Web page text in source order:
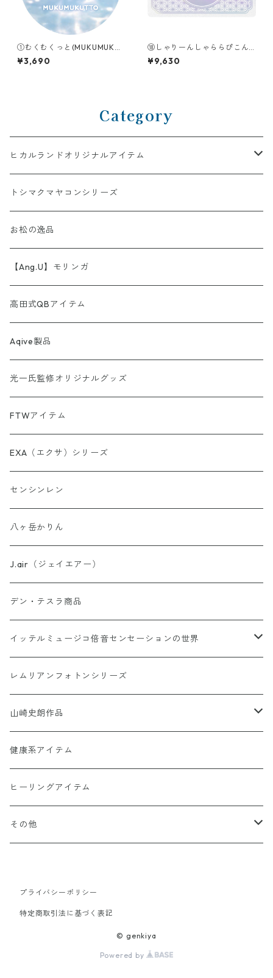
①むくむくっと(MUKUMUKUT
TO)
¥3,690
⑱しゃりーんしゃららぴこん
ぴとっととと（SHARIINSHAR
ARAPIKONPITOTTOTOTO）
¥9,630
Category
ヒカルランドオリジナルアイテム
AINORI（愛意乗り）シリーズ
【第1弾】AINORI（愛意乗り）カード
【第2弾】AINORI（愛意乗り）カード（ほか）
AINORinQ（あいのりんく）
お守り数列・強化版 全33種
書籍カードシリーズ
Soul Reclaim（ソウルレクイエム）シリーズ
その他のカード
ストール
波動シール＆カード
非常食セット
スピーカー
トシマクマヤコンシリーズ
お松の逸品
【Ang.U】モリンガ
高田式QBアイテム
Aqive製品
光一氏監修オリジナルグッズ
FTWアイテム
EXA（エクサ）シリーズ
センシンレン
八ヶ岳かりん
J.air（ジェイエアー）
デン・テスラ商品
イッテルミュージコ倍音センセーションの世界
1368イッテルミュージコCD
Hi-Ringo 孤独のライブCD1368
ヒーリンゴの仲間たちCD1368
Hi-Ringo Yah！ selection CD
レムリアンフォトンシリーズ
山崎史朗作品
幻妙鏡(万華鏡)
オーナメント（収納・飾り台)
水眠亭クラフト（その他作品）
健康系アイテム
ヒーリングアイテム
その他
【LHG 高濃度水素酸素発生装置】関連商品
プライバシーポリシー
特定商取引法に基づく表記
© genkiya
Powered by